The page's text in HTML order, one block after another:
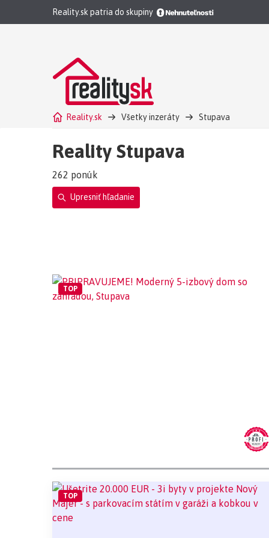
Reality.sk patria do skupiny
Reality.sk Všetky inzeráty Stupava
Reality Stupava
262 ponúk
Upresniť hľadanie
TOP
TOP